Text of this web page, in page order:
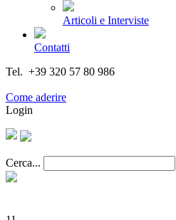
Articoli e Interviste
Contatti
Tel. +39 320 57 80 986
Come aderire
Login
Cerca...